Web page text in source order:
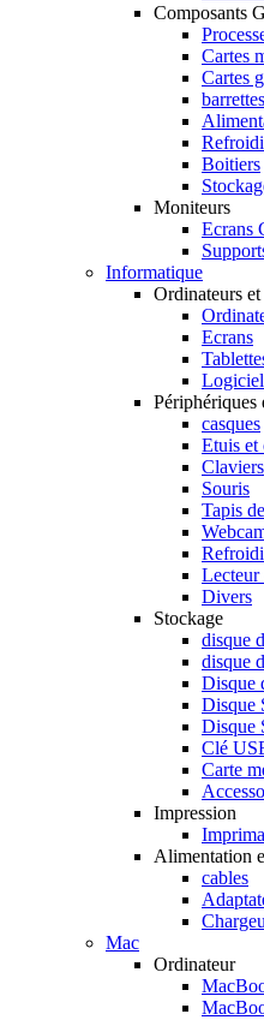
Composants
Cartes
Cartes
Boitiers
Moniteurs
Ecrans
Informatique
Ordinateurs
Ecrans
Périphériques
casques
Etuis et
Claviers
Souris
Tapis
Lecteur
Divers
Stockage
disque
disque
Disque
Disque
Disque
Clé
Carte
Impression
Alimentation
cables
Mac
Ordinateur